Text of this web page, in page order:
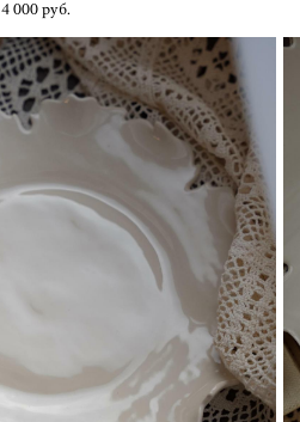
4 000 pуб.